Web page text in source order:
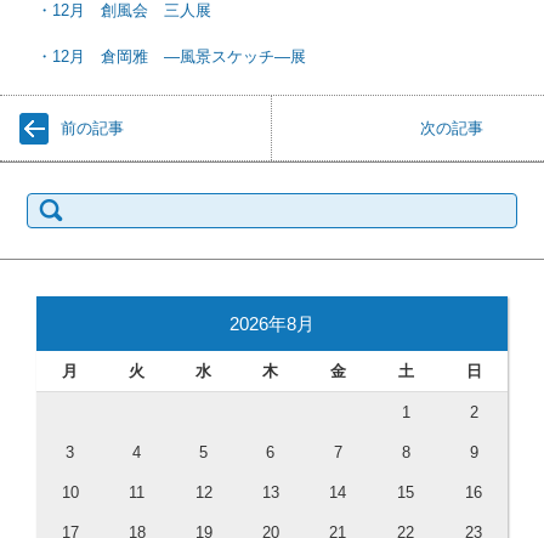
・12月 創風会 三人展
・12月 倉岡雅 ―風景スケッチ―展
前の記事 次の記事
索:
2026年8月
月 火 水 木 金 土 日
1 2
3 4 5 6 7 8 9
10 11 12 13 14 15 16
17 18 19 20 21 22 23